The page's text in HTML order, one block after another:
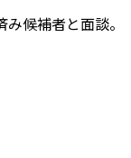
候補者と面談。